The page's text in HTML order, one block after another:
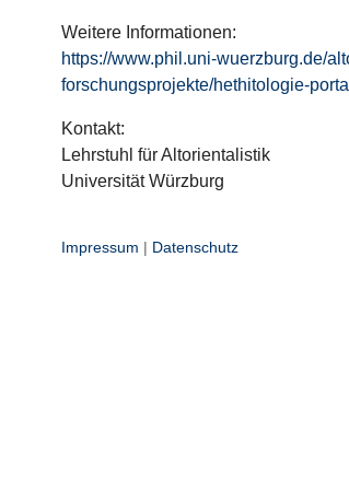
Weitere Informationen:
https://www.phil.uni-wuerzburg.de/
forschungsprojekte/hethitologie-
Kontakt:
Lehrstuhl für Altorientalistik
Universität Würzburg
Impressum | Datenschutz